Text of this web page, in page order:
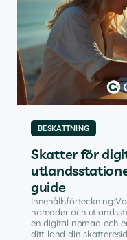
BESKATTNING
Skatter för
guide
nomader och
en digital nomad och
ditt land din